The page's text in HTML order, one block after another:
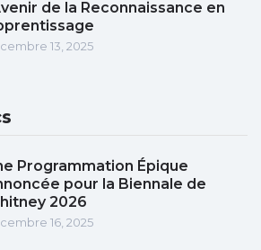
de la Reconnaissance en
13, 2025
Programmation Épique
pour la Biennale de
2026
16, 2025